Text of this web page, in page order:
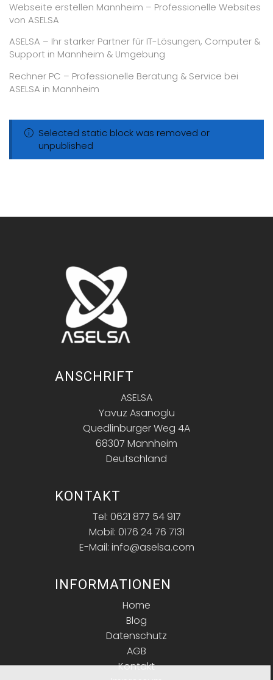
Webseite erstellen Mannheim – Professionelle Websites
von ASELSA
ASELSA – Ihr starker Partner für IT-Lösungen, Computer &
Support in Mannheim & Umgebung
Rechner PC – Professionelle Beratung & Service bei
ASELSA in Mannheim
Selected static block was removed or
unpublished
ANSCHRIFT
ASELSA
Yavuz Asanoglu
Quedlinburger Weg 4A
68307 Mannheim
Deutschland
KONTAKT
Tel: 0621 877 54 917
Mobil: 0176 24 76 7131
E-Mail: info@aselsa.com
INFORMATIONEN
Home
Blog
Datenschutz
AGB
Kontakt